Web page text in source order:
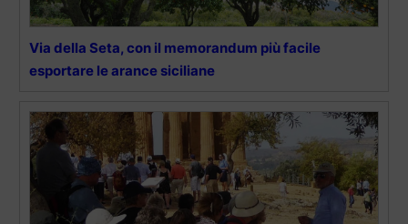
Via della Seta, con il memorandum più facile
esportare le arance siciliane